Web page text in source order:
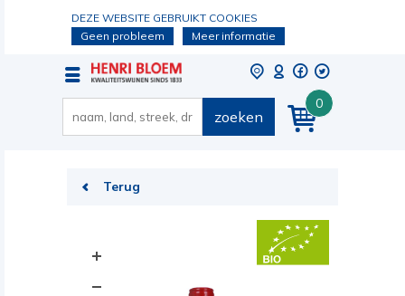
DEZE WEBSITE GEBRUIKT COOKIES
Geen probleem
Meer informatie
0
zoeken
Terug